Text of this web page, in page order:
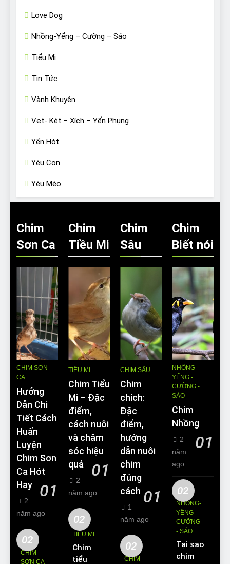
Love Dog
Nhồng-Yểng – Cưỡng – Sáo
Tiểu Mi
Tin Tức
Vành Khuyên
Vẹt- Két – Xích – Yến Phụng
Yến Hót
Yêu Con
Yêu Mèo
Chim
Sơn Ca
CHIM SƠN
CA
Hướng
Dẫn Chi
Tiết Cách
Huấn
Luyện
Chim Sơn
Ca Hót
Hay
01
2
năm ago
02
CHIM
SƠN CA
Chim
Tiều Mi
TIỂU MI
Chim Tiểu
Mi – Đặc
điểm,
cách nuôi
và chăm
sóc hiệu
quả
01
2
năm ago
02
TIỂU MI
Chim
tiểu mi
Chim
Sâu
CHIM SÂU
Chim
chích:
Đặc
điểm,
hướng
dẫn nuôi
chim
đúng
cách 01
1
năm ago
02
CHIM
Chim
Biết nói
NHỒNG-
YỂNG -
CƯỠNG -
SÁO
Chim
Nhồng
01
2
năm
ago
02
NHỒNG-
YỂNG -
CƯỠNG
- SÁO
Tại sao
chim